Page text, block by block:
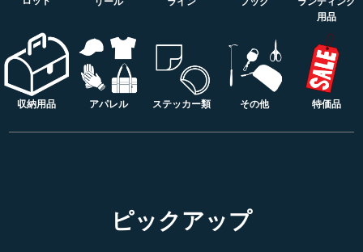
用品
収納用品 アパレル ステッカー類 その他 特価品
ピックアップ